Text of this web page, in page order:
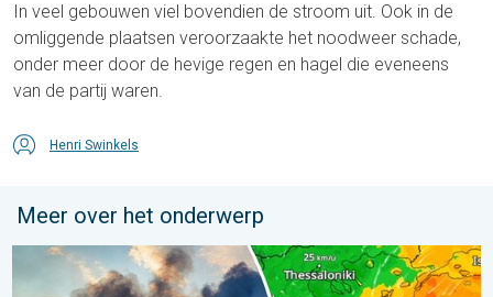
In veel gebouwen viel bovendien de stroom uit. Ook in de
omliggende plaatsen veroorzaakte het noodweer schade,
onder meer door de hevige regen en hagel die eveneens
van de partij waren.
Henri Swinkels
Meer over het onderwerp
Ook in Zuidoost-Europa woeden bosbranden. Hitte en veel